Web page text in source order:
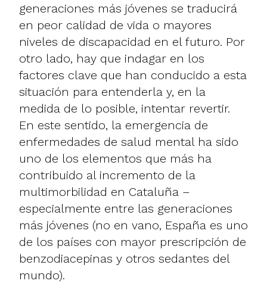
generaciones más jóvenes se traducirá
en peor calidad de vida o mayores
niveles de discapacidad en el futuro. Por
otro lado, hay que indagar en los
factores clave que han conducido a esta
situación para entenderla y, en la
medida de lo posible, intentar revertir.
En este sentido, la emergencia de
enfermedades de salud mental ha sido
uno de los elementos que más ha
contribuido al incremento de la
multimorbilidad en Cataluña –
especialmente entre las generaciones
más jóvenes (no en vano, España es uno
de los países con mayor prescripción de
benzodiacepinas y otros sedantes del
mundo).